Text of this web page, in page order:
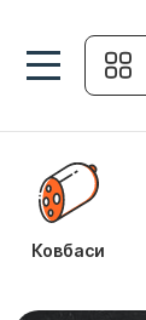
Ковбаси